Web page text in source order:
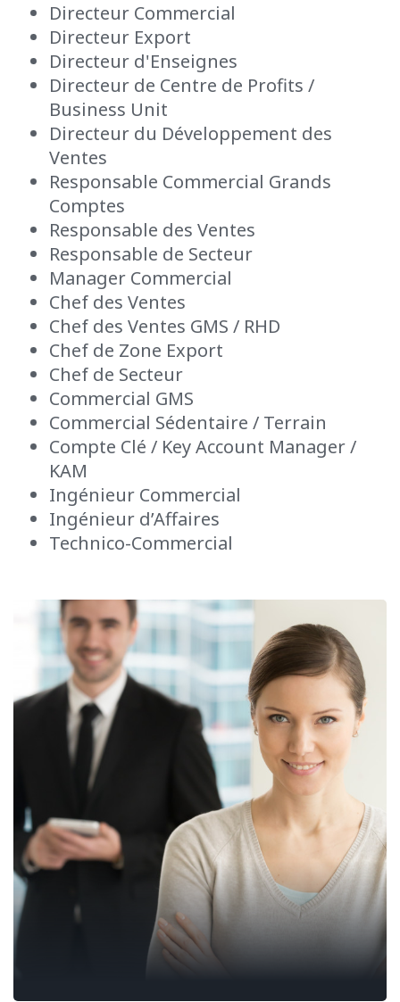
Directeur Commercial
Directeur Export
Directeur d'Enseignes
Directeur de Centre de Profits /
Business Unit
Directeur du Développement des
Ventes
Responsable Commercial Grands
Comptes
Responsable des Ventes
Responsable de Secteur
Manager Commercial
Chef des Ventes
Chef des Ventes GMS / RHD
Chef de Zone Export
Chef de Secteur
Commercial GMS
Commercial Sédentaire / Terrain
Compte Clé / KeyAccount Manager /
KAM
Ingénieur Commercial
Ingénieur d’Affaires
Technico-Commercial